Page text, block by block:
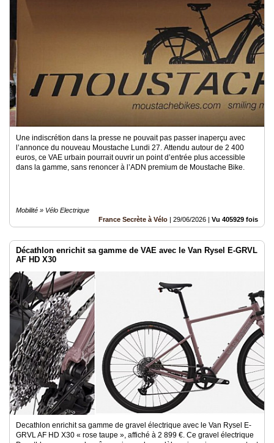
Une indiscrétion dans la presse ne pouvait pas passer inaperçu avec
l’annonce du nouveau Moustache Lundi 27. Attendu autour de 2 400
euros, ce VAE urbain pourrait ouvrir un point d’entrée plus accessible
dans la gamme, sans renoncer à l’ADN premium de Moustache Bike.
Mobilité » Vélo Electrique
France Secrète à Vélo | 29/06/2026 | Vu 405929 fois
Décathlon enrichit sa gamme de VAE avec le Van Rysel E-GRVL
AF HD X30
Decathlon enrichit sa gamme de gravel électrique avec le Van Rysel E-
GRVL AF HD X30 « rose taupe », affiché à 2 899 €. Ce gravel électrique